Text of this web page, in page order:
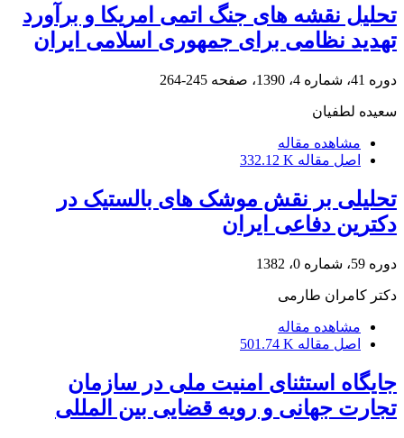
تحلیل نقشه های جنگ اتمی امریکا و برآورد
تهدید نظامی برای جمهوری اسلامی ایران
دوره 41، شماره 4، 1390، صفحه 245-264
سعیده لطفیان
مشاهده مقاله
اصل مقاله 332.12 K
تحلیلی بر نقش موشک های بالستیک در
دکترین دفاعی ایران
دوره 59، شماره 0، 1382
دکتر کامران طارمی
مشاهده مقاله
اصل مقاله 501.74 K
جایگاه استثنای امنیت ملی در سازمان
تجارت جهانی و رویه قضایی ‏بین‏ المللی